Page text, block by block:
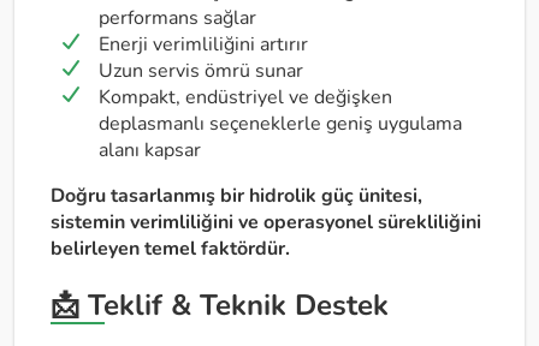
performans sağlar
Enerji verimliliğini artırır
Uzun servis ömrü sunar
Kompakt, endüstriyel ve değişken
deplasmanlı seçeneklerle geniş uygulama
alanı kapsar
Doğru tasarlanmış bir hidrolik güç ünitesi,
sistemin verimliliğini ve operasyonel sürekliliğini
belirleyen temel faktördür.
📩 Teklif & Teknik Destek